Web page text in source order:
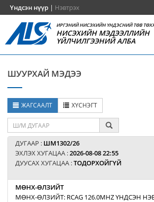
Үндсэн нүүр | Нэвтрэх
ИРГЭНИЙ НИСЭХИЙН ҮНДЭСНИЙ ТӨВ
НИСЭХИЙН МЭДЭЭЛЛИЙН
ҮЙЛЧИЛГЭЭНИЙ АЛБА
ШУУРХАЙ МЭДЭЭ
ЖАГСААЛТ ХҮСНЭГТ
ДУГААР : ШМ1302/26
ЭХЛЭХ ХУГАЦАА :2026-08-08 22:55
ДУУСАХ ХУГАЦАА :ТОДОРХОЙГҮЙ
МӨНХ-ӨЛЗИЙТ
МӨНХ-ӨЛЗИЙТ: RCAG 126.0MHZ ҮНДСЭН